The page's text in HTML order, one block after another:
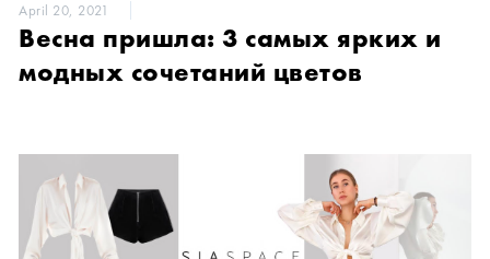
April 20, 2021
Весна пришла: 3 самых ярких и
модных сочетаний цветов